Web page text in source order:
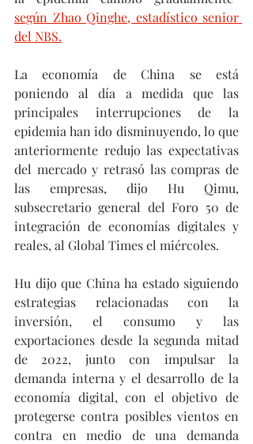
según Zhao Qinghe, estadístico senior
del NBS.
La economía de China se está
poniendo al día a medida que las
principales interrupciones de la
epidemia han ido disminuyendo, lo que
anteriormente redujo las expectativas
del mercado y retrasó las compras de
las empresas, dijo Hu Qimu,
subsecretario general del Foro 50 de
integración de economías digitales y
reales, al Global Times el miércoles.
Hu dijo que China ha estado siguiendo
estrategias relacionadas con la
inversión, el consumo y las
exportaciones desde la segunda mitad
de 2022, junto con impulsar la
demanda interna y el desarrollo de la
economía digital, con el objetivo de
protegerse contra posibles vientos en
contra en medio de una demanda